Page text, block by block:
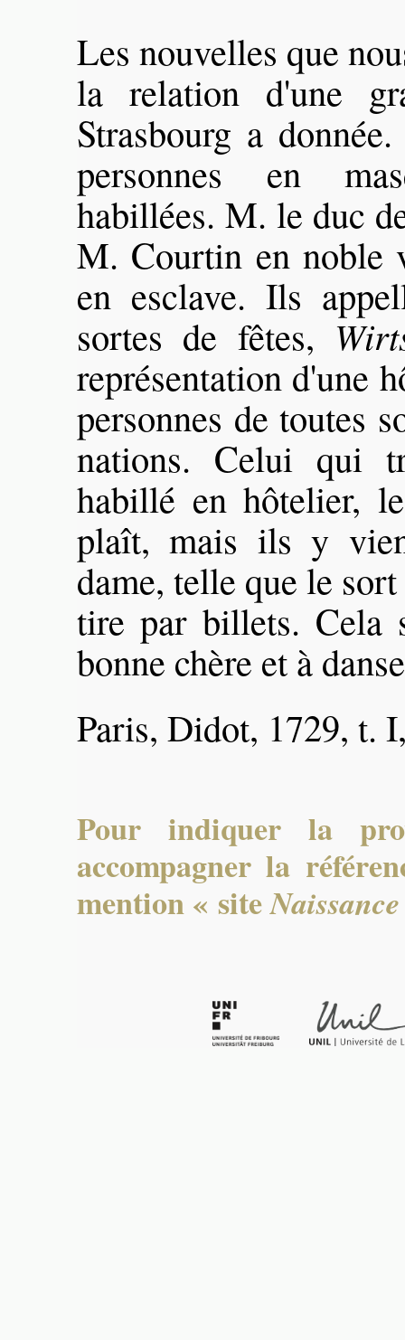
Les nouvelles que
la relation d'une
Strasbourg a
personnes en
habillées. M. le duc
M. Courtin en noble
en esclave. Ils
sortes de fêtes,
représentation d'une
personnes de toutes
nations. Celui qui
habillé en hôtelier,
plaît, mais ils y
dame, telle que le
tire par billets. Cela
bonne chère et à
Paris, Didot, 1729, t.
Pour indiquer la
accompagner la
mention « site